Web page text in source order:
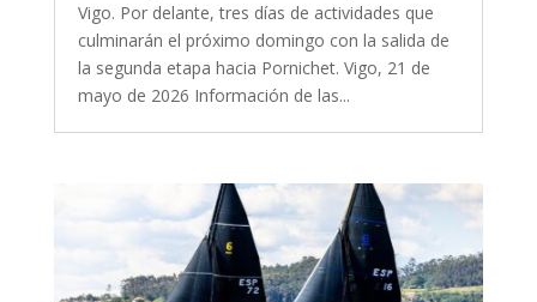
Vigo. Por delante, tres días de actividades que
culminarán el próximo domingo con la salida de
la segunda etapa hacia Pornichet. Vigo, 21 de
mayo de 2026 Información de las...